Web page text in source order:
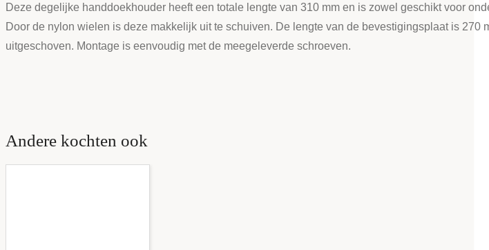
Deze degelijke handdoekhouder heeft een totale lengte van 310 mm en is zowel geschikt voor
Door de nylon wielen is deze makkelijk uit te schuiven. De lengte van de bevestigingsplaat is 270
uitgeschoven. Montage is eenvoudig met de meegeleverde schroeven.
Andere kochten ook